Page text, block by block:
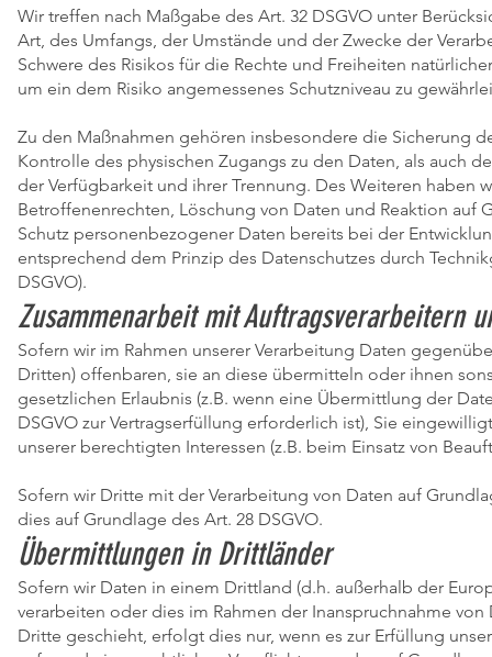
Wir treffen nach Maßgabe des Art. 32 DSGVO unter
Art, des Umfangs, der Umstände und der Zwecke der
Schwere des Risikos für die Rechte und Freiheiten
um ein dem Risiko angemessenes Schutzniveau zu
Zu den Maßnahmen gehören insbesondere die Sicherung
Kontrolle des physischen Zugangs zu den Daten, als auch
der Verfügbarkeit und ihrer Trennung. Des Weiteren haben
Betroffenenrechten, Löschung von Daten und Reaktion
Schutz personenbezogener Daten bereits bei der
entsprechend dem Prinzip des Datenschutzes durch
DSGVO).
Zusammenarbeit mit Auftragsverarbeitern
Sofern wir im Rahmen unserer Verarbeitung Daten
Dritten) offenbaren, sie an diese übermitteln oder ihnen
gesetzlichen Erlaubnis (z.B. wenn eine Übermittlung der
DSGVO zur Vertragserfüllung erforderlich ist), Sie
unserer berechtigten Interessen (z.B. beim Einsatz von
Sofern wir Dritte mit der Verarbeitung von Daten auf
dies auf Grundlage des Art. 28 DSGVO.
Übermittlungen in Drittländer
Sofern wir Daten in einem Drittland (d.h. außerhalb der
verarbeiten oder dies im Rahmen der Inanspruchnahme
Dritte geschieht, erfolgt dies nur, wenn es zur Erfüllung